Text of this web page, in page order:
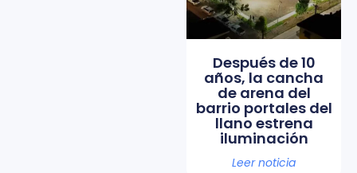
Después de 10
años, la cancha
de arena del
barrio portales del
llano estrena
iluminación
Leer noticia